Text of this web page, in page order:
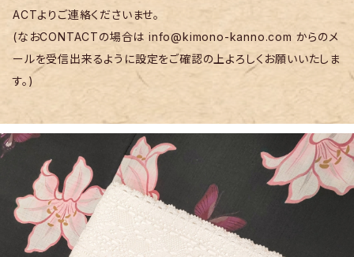
ACTよりご連絡くださいませ。
(なおCONTACTの場合はinfo@kimono-kanno.com からのメ
ールを受信出来るように設定をご確認の上よろしくお願いいたしま
す。)